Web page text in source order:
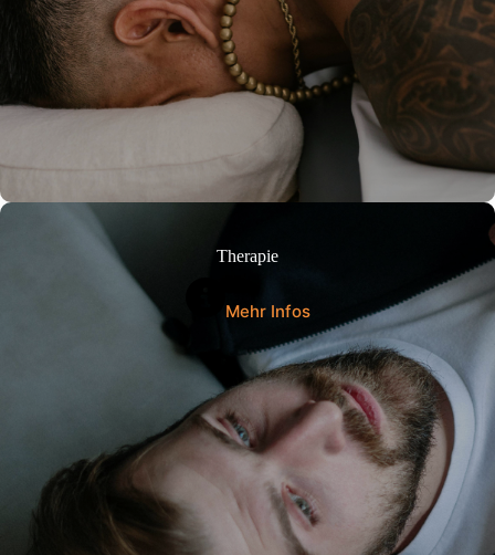
Therapie
Mehr Infos